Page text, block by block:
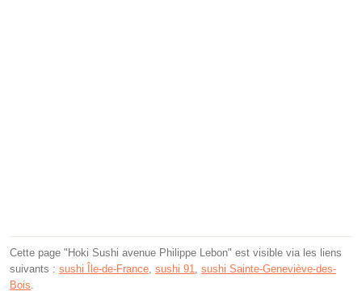
Cette page "Hoki Sushi avenue Philippe Lebon" est visible via les liens
suivants : sushi Île-de-France sushi 91
sushi Sainte-Geneviève-des-
Bois